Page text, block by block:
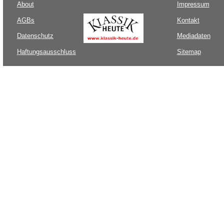
About
AGBs
Datenschutz
Haftungsausschluss
Impressum
Kontakt
Mediadaten
Sitemap